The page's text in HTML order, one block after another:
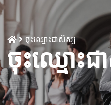
ចុះឈ្មោះជាសិស្ស
ចុះឈ្មោះជ